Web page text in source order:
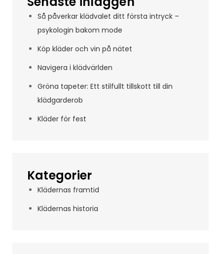
Så påverkar klädvalet ditt första intryck –
psykologin bakom mode
Köp kläder och vin på nätet
Navigera i klädvärlden
Gröna tapeter: Ett stilfullt tillskott till din
klädgarderob
Kläder för fest
Kategorier
Klädernas framtid
Klädernas historia